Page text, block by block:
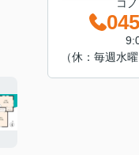
コ
（休：毎週水